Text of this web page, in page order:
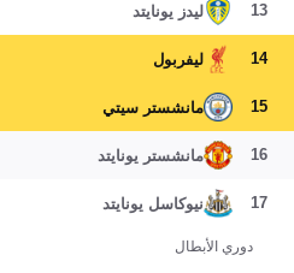
13 ليدز يونايتد
14 ليفربول
15 مانشستر سيتي
16 مانشستر يونايتد
17 نيوكاسل يونايتد
دوري الأبطال